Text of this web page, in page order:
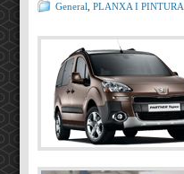
General PLANXA I PINTURA